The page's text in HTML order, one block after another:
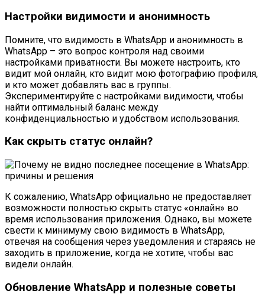
Настройки видимости и анонимность
Помните, что видимость в WhatsApp и анонимность в
WhatsApp – это вопрос контроля над своими
настройками приватности. Вы можете настроить, кто
видит мой онлайн, кто видит мою фотографию профиля,
и кто может добавлять вас в группы.
Экспериментируйте с настройками видимости, чтобы
найти оптимальный баланс между
конфиденциальностью и удобством использования.
Как скрыть статус онлайн?
К сожалению, WhatsApp официально не предоставляет
возможности полностью скрыть статус «онлайн» во
время использования приложения. Однако, вы можете
свести к минимуму свою видимость в WhatsApp,
отвечая на сообщения через уведомления и стараясь не
заходить в приложение, когда не хотите, чтобы вас
видели онлайн.
Обновление WhatsApp и полезные советы